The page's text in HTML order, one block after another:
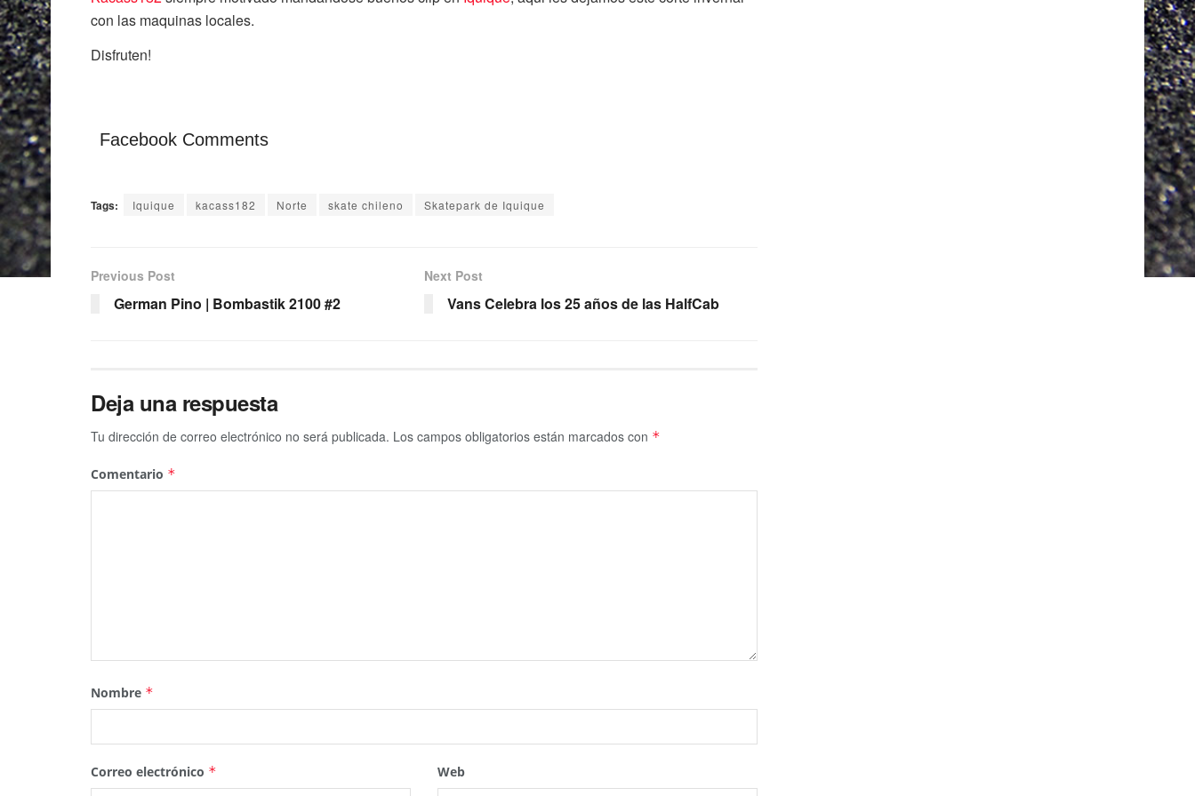
con las maquinas locales.
Disfruten!
Facebook Comments
Tags: Iquique kacass182 Norte skate chileno Skatepark de Iquique
Previous Post
German Pino | Bombastik 2100 #2
Next Post
Vans Celebra los 25 años de las HalfCab
Deja una respuesta
Tu dirección de correo electrónico no será publicada. Los campos obligatorios están marcados con *
Comentario *
Nombre *
Correo electrónico * Web